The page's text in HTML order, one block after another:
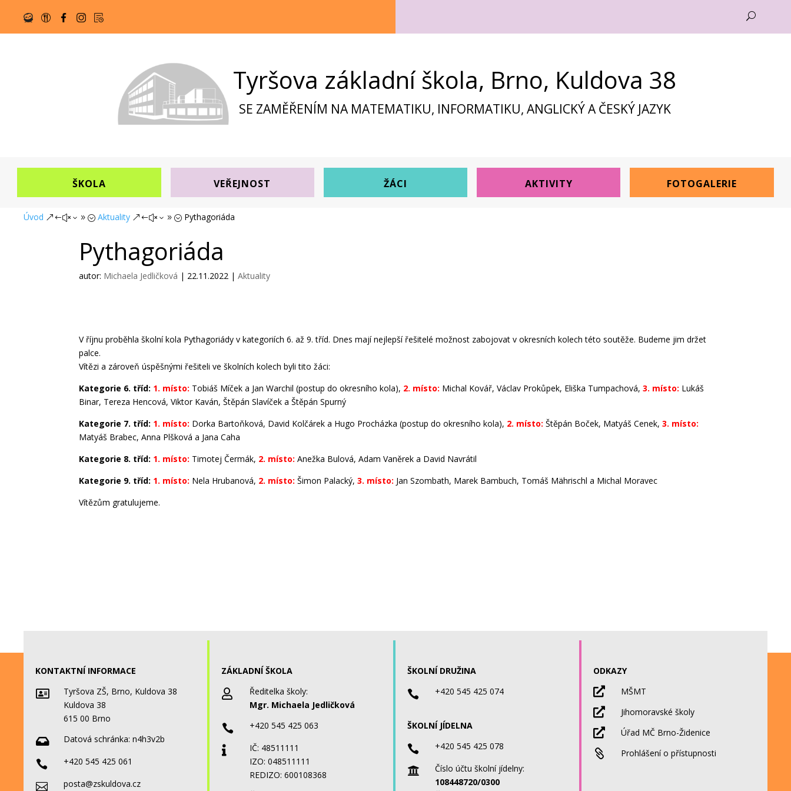
U
Tyršova základní škola, Brno, Kuldova 38
SE ZAMĚŘENÍM NA MATEMATIKU, INFORMATIKU, ANGLICKÝ A ČESKÝ JAZYK
ŠKOLA VEŘEJNOST ŽÁCI AKTIVITY FOTOGALERIE
Úvod &#x39; Aktuality &#x39; Pythagoriáda
Pythagoriáda
autor: Michaela Jedličková | 22.11.2022 |Aktuality
V říjnu proběhla školní kola Pythagoriády v kategoriích 6. až 9. tříd. Dnes mají nejlepší řešitelé možnost zabojovat v okresních kolech této soutěže. Budeme jim držet
palce.
Vítězi a zároveň úspěšnými řešiteli ve školních kolech byli tito žáci:
Kategorie 6. tříd: 1. místo: Tobiáš Míček a Jan Warchil (postup do okresního kola), 2. místo: Michal Kovář, Václav Prokůpek, Eliška Tumpachová,3. místo: Lukáš
Binar, Tereza Hencová, Viktor Kaván, Štěpán Slavíček a Štěpán Spurný
Kategorie 7. tříd: 1. místo: Dorka Bartoňková, David Kolčárek a Hugo Procházka (postup do okresního kola), 2. místo: Štěpán Boček, Matyáš Cenek,3. místo:
Matyáš Brabec, Anna Plšková a Jana Caha
Kategorie 8. tříd: 1. místo: Timotej Čermák, 2. místo: Anežka Bulová, Adam Vaněrek a David Navrátil
Kategorie 9. tříd: 1. místo: Nela Hrubanová, 2. místo: Šimon Palacký,3. místo: Jan Szombath, Marek Bambuch, Tomáš Mährischl a Michal Moravec
Vítězům gratulujeme.
KONTAKTNÍ INFORMACE

Tyršova ZŠ, Brno, Kuldova 38
Kuldova 38
615 00 Brno
 Datová schránka: n4h3v2b
 +420 545 425 061
 posta@zskuldova.cz
ZÁKLADNÍ ŠKOLA

Ředitelka školy:
Mgr. Michaela Jedličková
 +420 545 425 063

IČ: 48511111
IZO: 048511111
REDIZO: 600108368
ŠKOLNÍ DRUŽINA
 +420 545 425 074
ŠKOLNÍ JÍDELNA
 +420 545 425 078

Číslo účtu školní jídelny:
108448720/0300
ODKAZY
 MŠMT
 Jihomoravské školy
 Úřad MČ Brno-Židenice
 Prohlášení o přístupnosti